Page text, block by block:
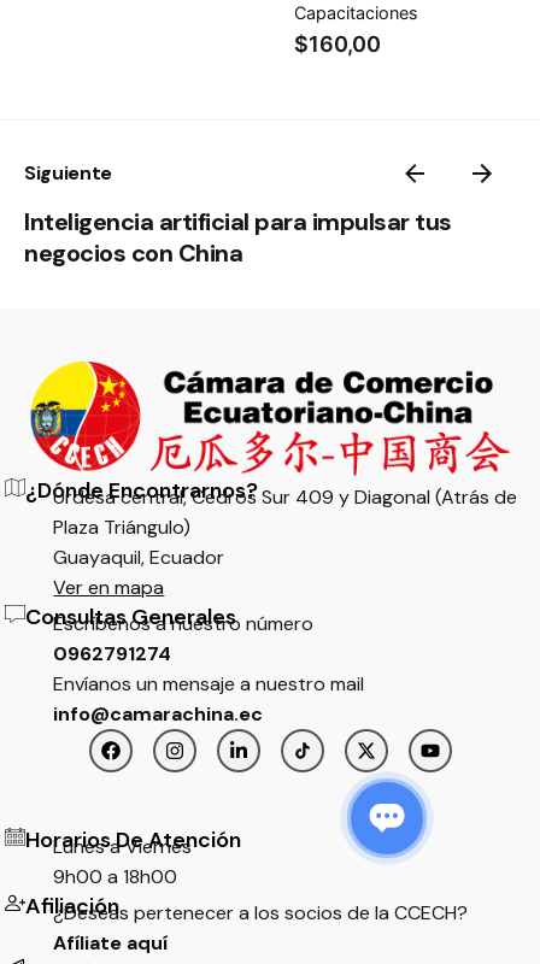
Capacitaciones
$150,00
Out of stock
Capacitaciones
$160,00
Siguiente
Inteligencia artificial para impulsar tus
negocios con China
¿Dónde Encontrarnos?
Urdesa central, Cedros Sur 409 y Diagonal (Atrás de
Plaza Triángulo)
Guayaquil, Ecuador
Ver en mapa
Consultas Generales
Escríbenos a nuestro número
0962791274
Envíanos un mensaje a nuestro mail
info@camarachina.ec
Horarios De Atención
Lunes a Viernes
9h00 a 18h00
Afiliación
¿Deseas pertenecer a los socios de la CCECH?
Afíliate aquí